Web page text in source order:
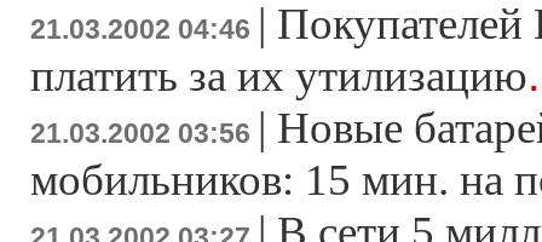
21.03.2002 04:46 | Покупателей
платить за их утилизацию
21.03.2002 03:56 | Новые
мобильников: 15 мин. на
| В сети 5